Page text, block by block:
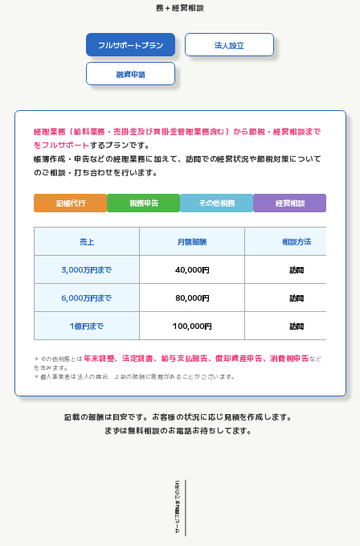
務＋経営相談
フルサポートプラン 法人設立
融資申請
経理業務（給料業務・売掛金及び買掛金管理業務含む）から節税・経営相談まで
をフルサポートするプランです。
帳簿作成・申告などの経理業務に加えて、訪問での経営状況や節税対策について
のご相談・打ち合わせを行います。
記帳代行 税務申告 その他税務 経営相談
売上 月額報酬 相談方法
3,000万円まで 40,000円 訪問
6,000万円まで 80,000円 訪問
1億円まで 100,000円 訪問
＊その他税務とは年末調整、法定調書、給与支払報告、償却資産申告、消費税申告など
を含みます。
＊個人事業者は法人の場合、上記の報酬に割増があることがございます。
記載の報酬は目安です。お客様の状況に応じ見積を作成します。
まずは無料相談のお電話お待ちしてます。
サービス開始までの流れ